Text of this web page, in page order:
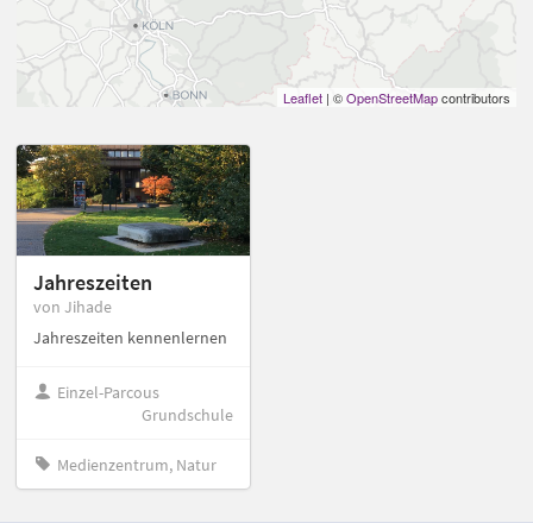
Leaflet | ©OpenStreetMapcontributors
Jahreszeiten
von Jihade
Jahreszeiten kennenlernen
Einzel-Parcous
Grundschule
Medienzentrum, Natur